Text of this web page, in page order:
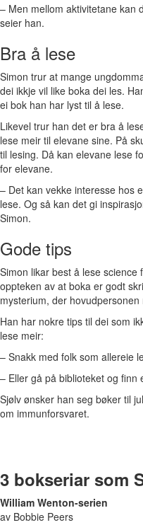
– Men mellom aktivitetane kan
seier han.
Bra å lese
Simon trur at mange
dei ikkje vil like boka dei les.
ei bok han har lyst til å lese.
Likevel trur han det er bra å
lese meir til elevane sine. På
til lesing. Då kan elevane lese
for elevane.
– Det kan vekke interesse hos
lese. Og så kan det gi
Simon.
Gode tips
Simon likar best å lese
oppteken av at boka er godt
mysterium, der
Han har nokre tips til dei som
lese meir:
– Snakk med folk som allereie
– Eller gå på biblioteket og finn
Sjølv ønsker han seg bøker til
om immunforsvaret.
3 bokseriar som
William Wenton-serien
av Bobbie Peers